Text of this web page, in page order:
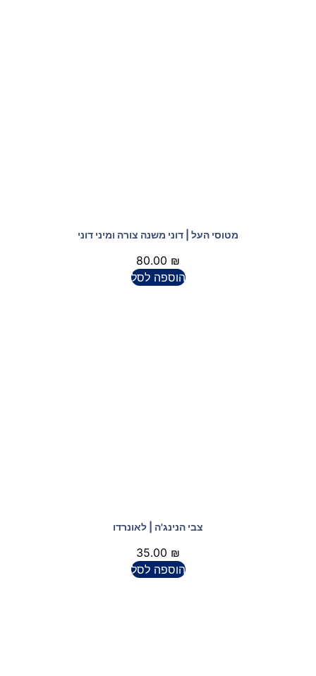
מטוסי העל | דוני משנה צורה ומיני דוני
80.00 ₪
הוספה לסל
צבי הנינג'ה | לאונרדו
35.00 ₪
הוספה לסל